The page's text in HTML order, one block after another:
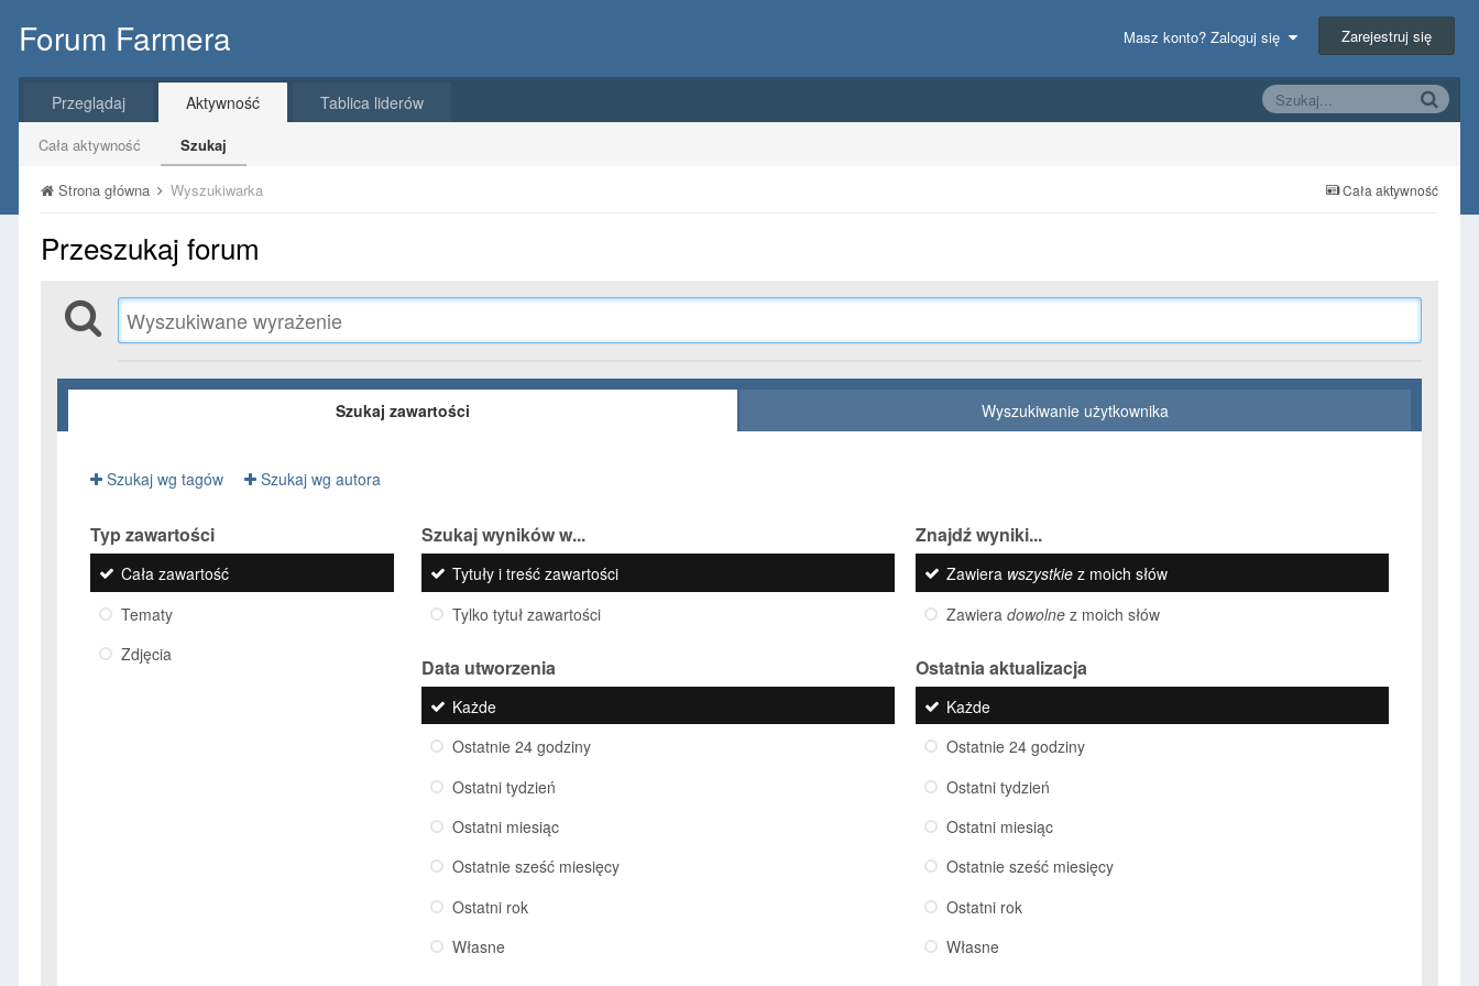
Forum Farmera Masz konto? Zaloguj się Zarejestruj się
Przeglądaj Aktywność
Cała aktywność Szukaj
Tablica liderów
Cała aktywność
Strona główna Wyszukiwarka
Przeszukaj forum
Szukaj zawartości Wyszukiwanie użytkownika
Szukaj wg tagów Szukaj wg autora
Typ zawartości
Cała zawartość
Tematy
Zdjęcia
Szukaj wyników w...
Tytuły i treść zawartości
Tylko tytuł zawartości
Znajdź wyniki...
Zawiera wszystkiez moich słów
Zawiera dowolnez moich słów
Data utworzenia
Każde
Ostatnie 24 godziny
Ostatni tydzień
Ostatni miesiąc
Ostatnie sześć miesięcy
Ostatni rok
Własne
Ostatnia aktualizacja
Każde
Ostatnie 24 godziny
Ostatni tydzień
Ostatni miesiąc
Ostatnie sześć miesięcy
Ostatni rok
Własne